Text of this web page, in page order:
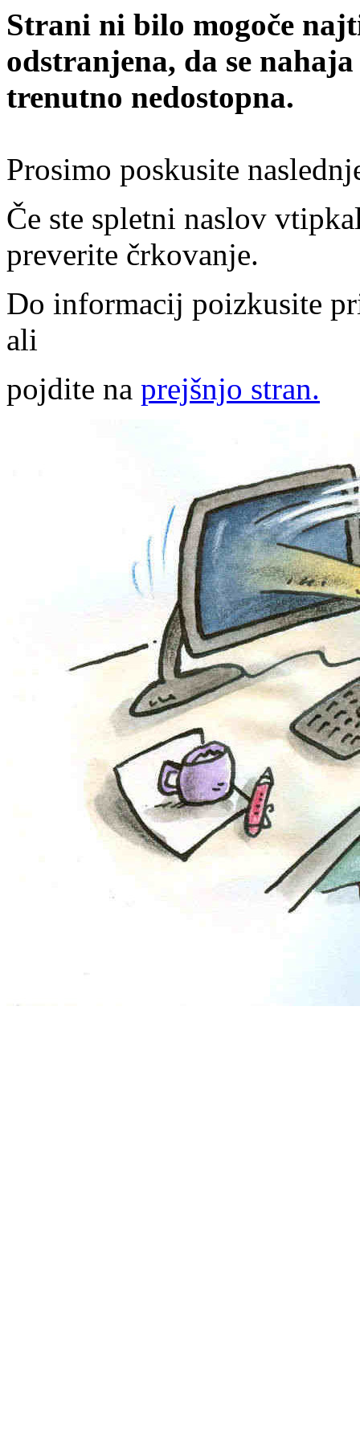
Strani ni bilo mogoče
odstranjena, da se
trenutno nedostopna.
Prosimo poskusite
Če ste spletni naslov
preverite črkovanje.
Do informacij poizkusite
ali
pojdite na prejšnjo stran.